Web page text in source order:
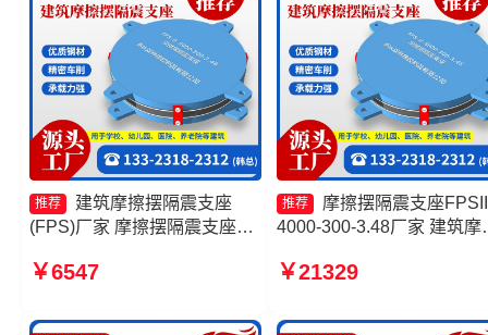
推荐
建筑摩擦摆隔震支座
(FPS)厂家 摩擦摆隔震支座
擦摆隔震支座FPSII-6000-
支座FPSII-7000-350-3.81源
￥6547
推荐
摩擦摆隔震支座
4000-300-3.48厂家 建筑摩
形支座 建筑摩擦隔震支座
￥21329